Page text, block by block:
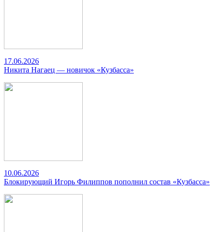
17.06.2026
Никита Нагаец — новичок «Кузбасса»
10.06.2026
Блокирующий Игорь Филиппов пополнил состав «Кузбасса»